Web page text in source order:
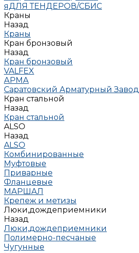
яДЛЯ ТЕНДЕРОВ/СБИС
Краны
Назад
Краны
Кран бронзовый
Назад
Кран бронзовый
VALFEX
АРМА
Саратовский Арматурный Завод
Кран стальной
Назад
Кран стальной
ALSO
Назад
ALSO
Комбинированные
Муфтовые
Приварные
Фланцевые
МАРШАЛ
Крепеж и метизы
Люки,дождеприемники
Назад
Люки,дождеприемники
Полимерно-песчаные
Чугунные